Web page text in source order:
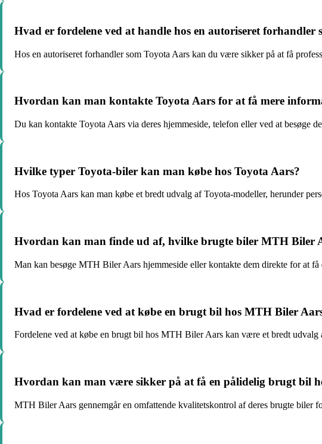
Hvad er fordelene ved at handle hos en autoriseret forhandler
Hos en autoriseret forhandler som Toyota Aars kan du være sikker på at få
Hvordan kan man kontakte Toyota Aars for at få mere
Du kan kontakte Toyota Aars via deres hjemmeside, telefon eller ved at besøge
Hvilke typer Toyota-biler kan man købe hos Toyota Aars?
Hos Toyota Aars kan man købe et bredt udvalg af Toyota-modeller, herunder
Hvordan kan man finde ud af, hvilke brugte biler MTH Biler
Man kan besøge MTH Biler Aars hjemmeside eller kontakte dem direkte for at
Hvad er fordelene ved at købe en brugt bil hos MTH Biler
Fordelene ved at købe en brugt bil hos MTH Biler Aars kan være et bredt
Hvordan kan man være sikker på at få en pålidelig brugt bil
MTH Biler Aars gennemgår en omfattende kvalitetskontrol af deres brugte biler